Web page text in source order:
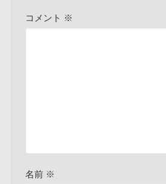
コメント ※
名前 ※